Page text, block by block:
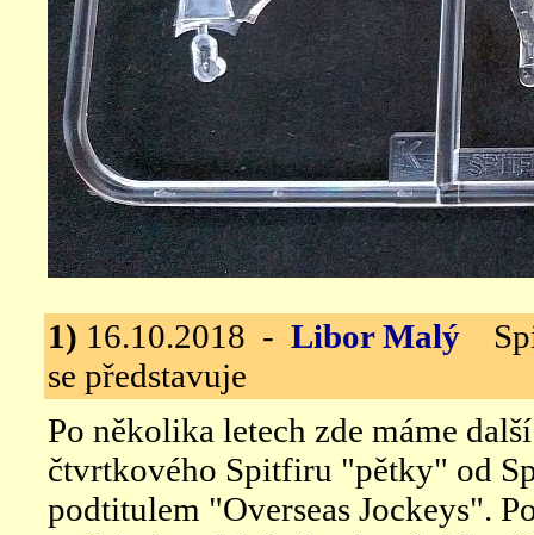
1) 16.10.2018 - Libor Malý
se představuje
Po několika letech zde máme
čtvrtkového Spitfiru "pětky" od
podtitulem "Overseas Jockeys".